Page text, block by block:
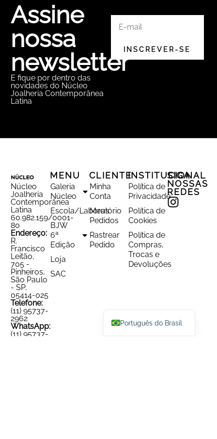
Assine
nossa
newsletter
E fique por dentro das
novidades do Núcleo
Joalheria Contemporânea
Latina
Núcleo
Joalheria
Contemporânea
Latina
60.982.159/0001-
80
Endereço:
R.
Francisco
Leitão,
705 -
Pinheiros,
São Paulo
- SP,
05414-025
Telefone:
(11) 95737-
2962
WhatsApp:
(11) 95737-
MENU
Galeria
Núcleo
Escola/Laboratório
BJW
6ª
Edição
Loja
SAC
CLIENTE
Minha
Conta
Meus
Pedidos
Rastrear
Pedido
INSTITUCIONAL
Política de
Privacidade
Política de
Cookies
Política de
Compras,
Trocas e
Devoluções
SIGA
NOSSAS
REDES
Português do Brasil